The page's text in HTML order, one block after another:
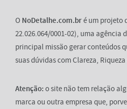
O NoDetalhe.com.bré um projeto
22.026.064/0001-02), uma agência
principal missão gerar conteúdos
suas dúvidas com Clareza,
Atenção: o site não tem relação
marca ou outra empresa que,